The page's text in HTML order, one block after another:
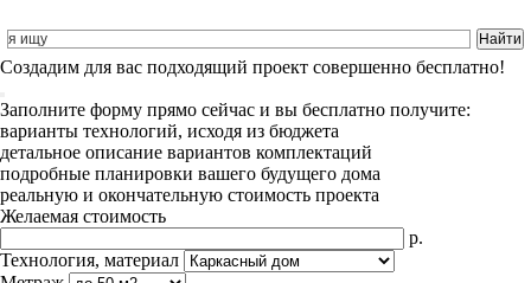
Cоздадим для вас подходящий проект совершенно бесплатно!
Заполните форму прямо сейчас и вы бесплатно получите:
варианты технологий, исходя из бюджета
детальное описание вариантов комплектаций
подробные планировки вашего будущего дома
реальную и окончательную стоимость проекта
Желаемая стоимость
р.
Технология, материал